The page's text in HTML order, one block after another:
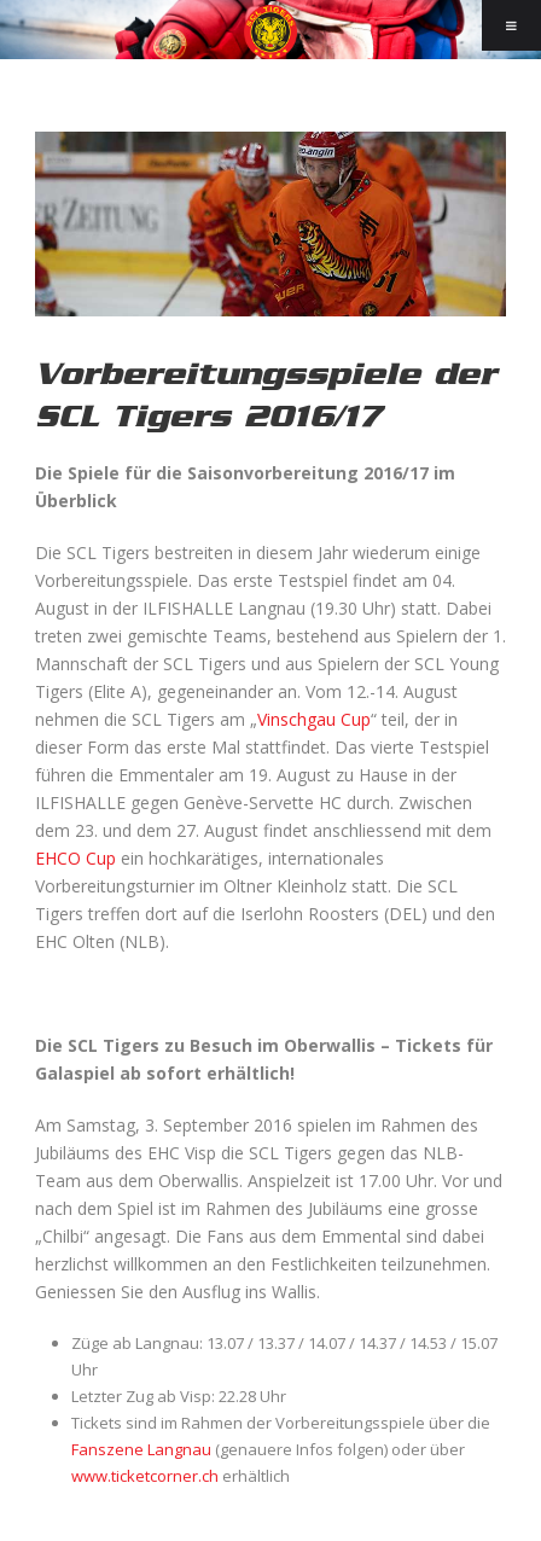
Vorbereitungsspiele der
SCL Tigers 2016/17
Die Spiele für die Saisonvorbereitung 2016/17 im
Überblick
Die SCL Tigers bestreiten in diesem Jahr wiederum einige
Vorbereitungsspiele. Das erste Testspiel findet am 04.
August in der ILFISHALLE Langnau (19.30 Uhr) statt. Dabei
treten zwei gemischte Teams, bestehend aus Spielern der 1.
Mannschaft der SCL Tigers und aus Spielern der SCL Young
Tigers (Elite A), gegeneinander an. Vom 12.-14. August
nehmen die SCL Tigers am „Vinschgau Cup“ teil, der in
dieser Form das erste Mal stattfindet. Das vierte Testspiel
führen die Emmentaler am 19. August zu Hause in der
ILFISHALLE gegen Genève-Servette HC durch. Zwischen
dem 23. und dem 27. August findet anschliessend mit dem
EHCO Cup ein hochkarätiges, internationales
Vorbereitungsturnier im Oltner Kleinholz statt. Die SCL
Tigers treffen dort auf die Iserlohn Roosters (DEL) und den
EHC Olten (NLB).
Die SCL Tigers zu Besuch im Oberwallis – Tickets für
Galaspiel ab sofort erhältlich!
Am Samstag, 3. September 2016 spielen im Rahmen des
Jubiläums des EHC Visp die SCL Tigers gegen das NLB-
Team aus dem Oberwallis. Anspielzeit ist 17.00 Uhr. Vor und
nach dem Spiel ist im Rahmen des Jubiläums eine grosse
„Chilbi“ angesagt. Die Fans aus dem Emmental sind dabei
herzlichst willkommen an den Festlichkeiten teilzunehmen.
Geniessen Sie den Ausflug ins Wallis.
Züge ab Langnau: 13.07 / 13.37 / 14.07 / 14.37 / 14.53 / 15.07
Uhr
Letzter Zug ab Visp: 22.28 Uhr
Tickets sind im Rahmen der Vorbereitungsspiele über die
Fanszene Langnau (genauere Infos folgen) oder über
www.ticketcorner.ch erhältlich